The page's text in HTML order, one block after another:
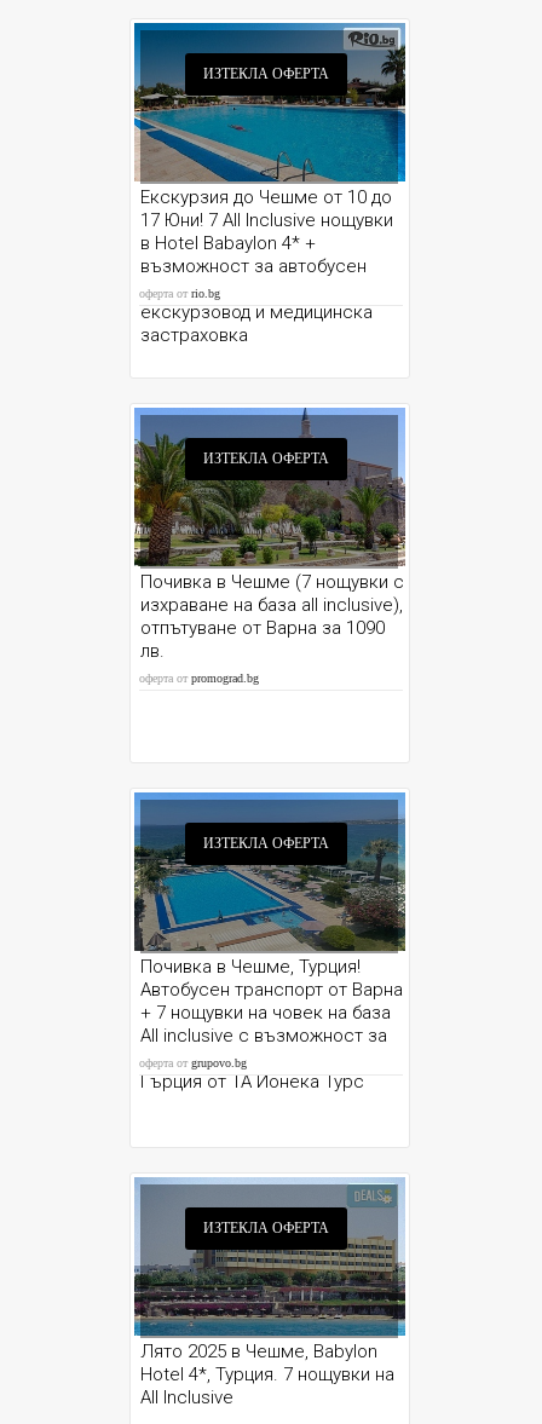
ИЗТЕКЛА ОФЕРТА
Екскурзия до Чешме от 10 до
17 Юни! 7 All Inclusive нощувки
в Hotel Babaylon 4* +
възможност за автобусен
транспорт от София и Варна,
екскурзовод и медицинска
застраховка
оферта отrio.bg
ИЗТЕКЛА ОФЕРТА
Почивка в Чешме (7 нощувки с
изхраване на база all inclusive),
отпътуване от Варна за 1090
лв.
оферта отpromograd.bg
ИЗТЕКЛА ОФЕРТА
Почивка в Чешме, Турция!
Автобусен транспорт от Варна
+ 7 нощувки на човек на база
All inclusive с възможност за
екскурзия до о-в Хиос в
Гърция от ТА Йонека Турс
оферта отgrupovo.bg
ИЗТЕКЛА ОФЕРТА
Лято 2025 в Чешме, Babylon
Hotel 4*, Турция. 7 нощувки на
All Inclusive